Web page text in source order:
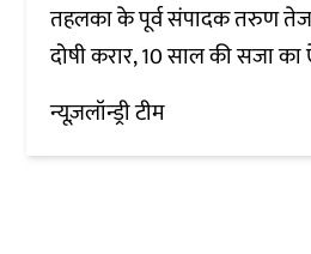
तहलका के पूर्व संपादक तरुण
दोषी करार, 10 साल की सजा
न्यूज़लॉन्ड्री टीम